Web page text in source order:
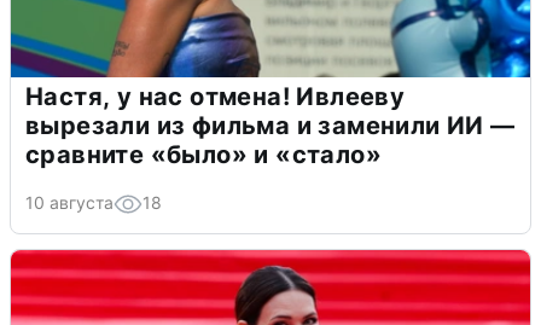
Настя, у нас отмена! Ивлееву
вырезали из фильма и заменили ИИ —
сравните «было» и «стало»
10 августа 18